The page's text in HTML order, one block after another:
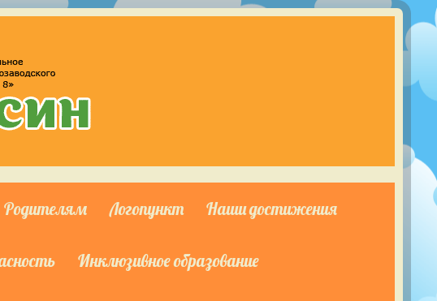
Родителям Логопункт Наши достижения
Инклюзивное образование